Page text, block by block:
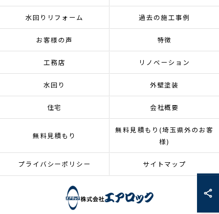
水回りリフォーム 過去の施工事例
お客様の声 特徴
工務店 リノベーション
水回り 外壁塗装
住宅 会社概要
無料見積もり
無料見積もり(埼玉県外のお客
様)
プライバシーポリシー サイトマップ